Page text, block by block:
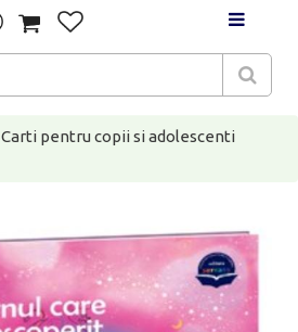
Carti pentru copii si adolescenti